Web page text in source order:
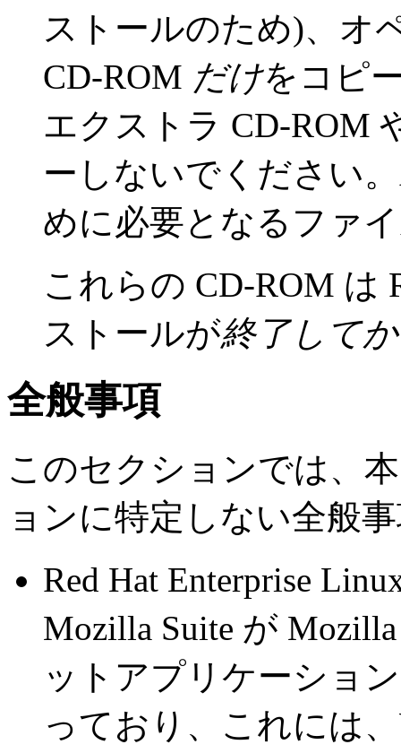
ストールのため)、オ
CD-ROM だけをコピ
エクストラ CD-ROM
ーしないでください
めに必要となるファ
これらの CD-ROM は
ストールが終了して
全般事項
このセクションでは、
ョンに特定しない全般
Red Hat Enterprise
Mozilla Suite が
ットアプリケーショ
っており、これには